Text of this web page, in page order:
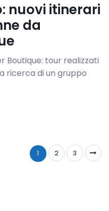
nuovi itinerari
da
Boutique: tour realizzati
ricerca di un gruppo
1 2 3